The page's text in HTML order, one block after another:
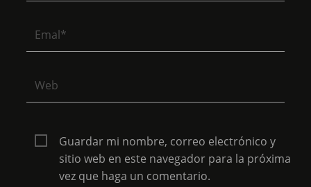
Guardar mi nombre, correo electrónico y
sitio web en este navegador para la próxima
vez que haga un comentario.